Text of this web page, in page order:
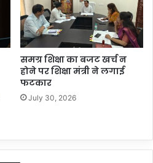
समग्र शिक्षा का बजट खर्च न
होने पर शिक्षा मंत्री ने लगाई
फटकार
July 30, 2026